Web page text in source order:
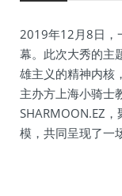
2019年12月8日，
幕。此次大秀的主
雄主义的精神内核
主办方上海小骑士
SHARMOON.EZ
模，共同呈现了一